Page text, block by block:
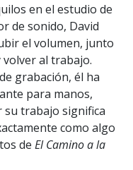
en el estudio de
de sonido, David
el volumen, junto
al trabajo.
grabación, él ha
para manos,
su trabajo significa
como algo
de El Camino a la